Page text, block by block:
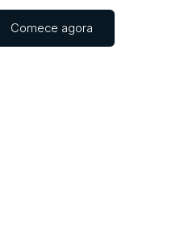
Comece agora